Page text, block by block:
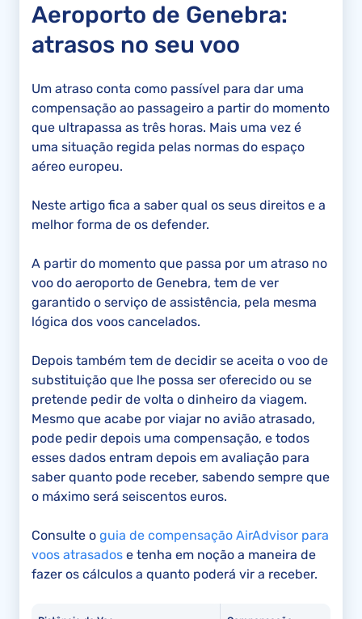
Aeroporto de Genebra:
atrasos no seu voo
Um atraso conta como passível para dar uma
compensação ao passageiro a partir do momento
que ultrapassa as três horas. Mais uma vez é
uma situação regida pelas normas do espaço
aéreo europeu.
Neste artigo fica a saber qual os seus direitos e a
melhor forma de os defender.
A partir do momento que passa por um atraso no
voo do aeroporto de Genebra, tem de ver
garantido o serviço de assistência, pela mesma
lógica dos voos cancelados.
Depois também tem de decidir se aceita o voo de
substituição que lhe possa ser oferecido ou se
pretende pedir de volta o dinheiro da viagem.
Mesmo que acabe por viajar no avião atrasado,
pode pedir depois uma compensação, e todos
esses dados entram depois em avaliação para
saber quanto pode receber, sabendo sempre que
o máximo será seiscentos euros.
Consulte o guia de compensação AirAdvisor para
voos atrasados e tenha em noção a maneira de
fazer os cálculos a quanto poderá vir a receber.